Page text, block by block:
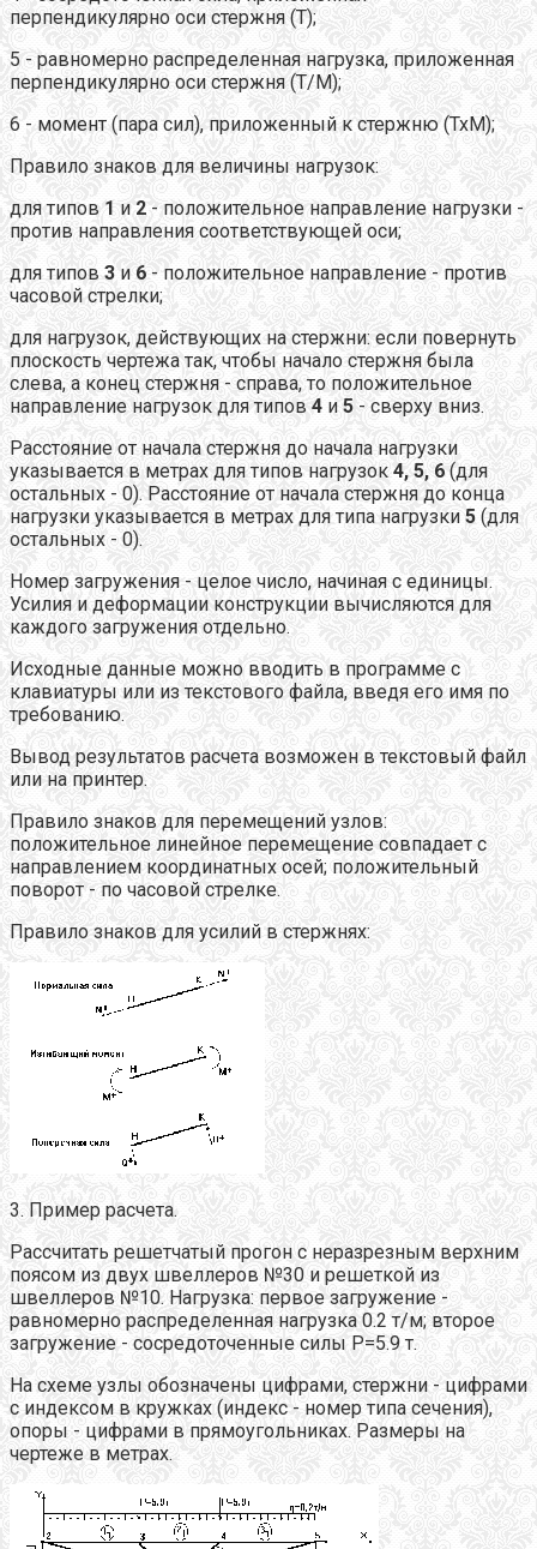
перпендикулярно оси стержня (Т);
5 - равномерно распределенная нагрузка, приложенная
перпендикулярно оси стержня (Т/М);
6 - момент (пара сил), приложенный к стержню (ТхМ);
Правило знаков для величины нагрузок:
для типов 1 и 2 - положительное направление нагрузки -
против направления соответствующей оси;
для типов 3 и 6 - положительное направление - против
часовой стрелки;
для нагрузок, действующих на стержни: если повернуть
плоскость чертежа так, чтобы начало стержня была
слева, а конец стержня - справа, то положительное
направление нагрузок для типов 4 и 5 - сверху вниз.
Расстояние от начала стержня до начала нагрузки
указывается в метрах для типов нагрузок 4, 5, 6 (для
остальных - 0). Расстояние от начала стержня до конца
нагрузки указывается в метрах для типа нагрузки 5 (для
остальных - 0).
Номер загружения - целое число, начиная с единицы.
Усилия и деформации конструкции вычисляются для
каждого загружения отдельно.
Исходные данные можно вводить в программе с
клавиатуры или из текстового файла, введя его имя по
требованию.
Вывод результатов расчета возможен в текстовый файл
или на принтер.
Правило знаков для перемещений узлов:
положительное линейное перемещение совпадает с
направлением координатных осей; положительный
поворот - по часовой стрелке.
Правило знаков для усилий в стержнях:
3. Пример расчета.
Рассчитать решетчатый прогон с неразрезным верхним
поясом из двух швеллеров №30 и решеткой из
швеллеров №10. Нагрузка: первое загружение -
равномерно распределенная нагрузка 0.2 т/м; второе
загружение - сосредоточенные силы P=5.9 т.
На схеме узлы обозначены цифрами, стержни - цифрами
с индексом в кружках (индекс - номер типа сечения),
опоры - цифрами в прямоугольниках. Размеры на
чертеже в метрах.